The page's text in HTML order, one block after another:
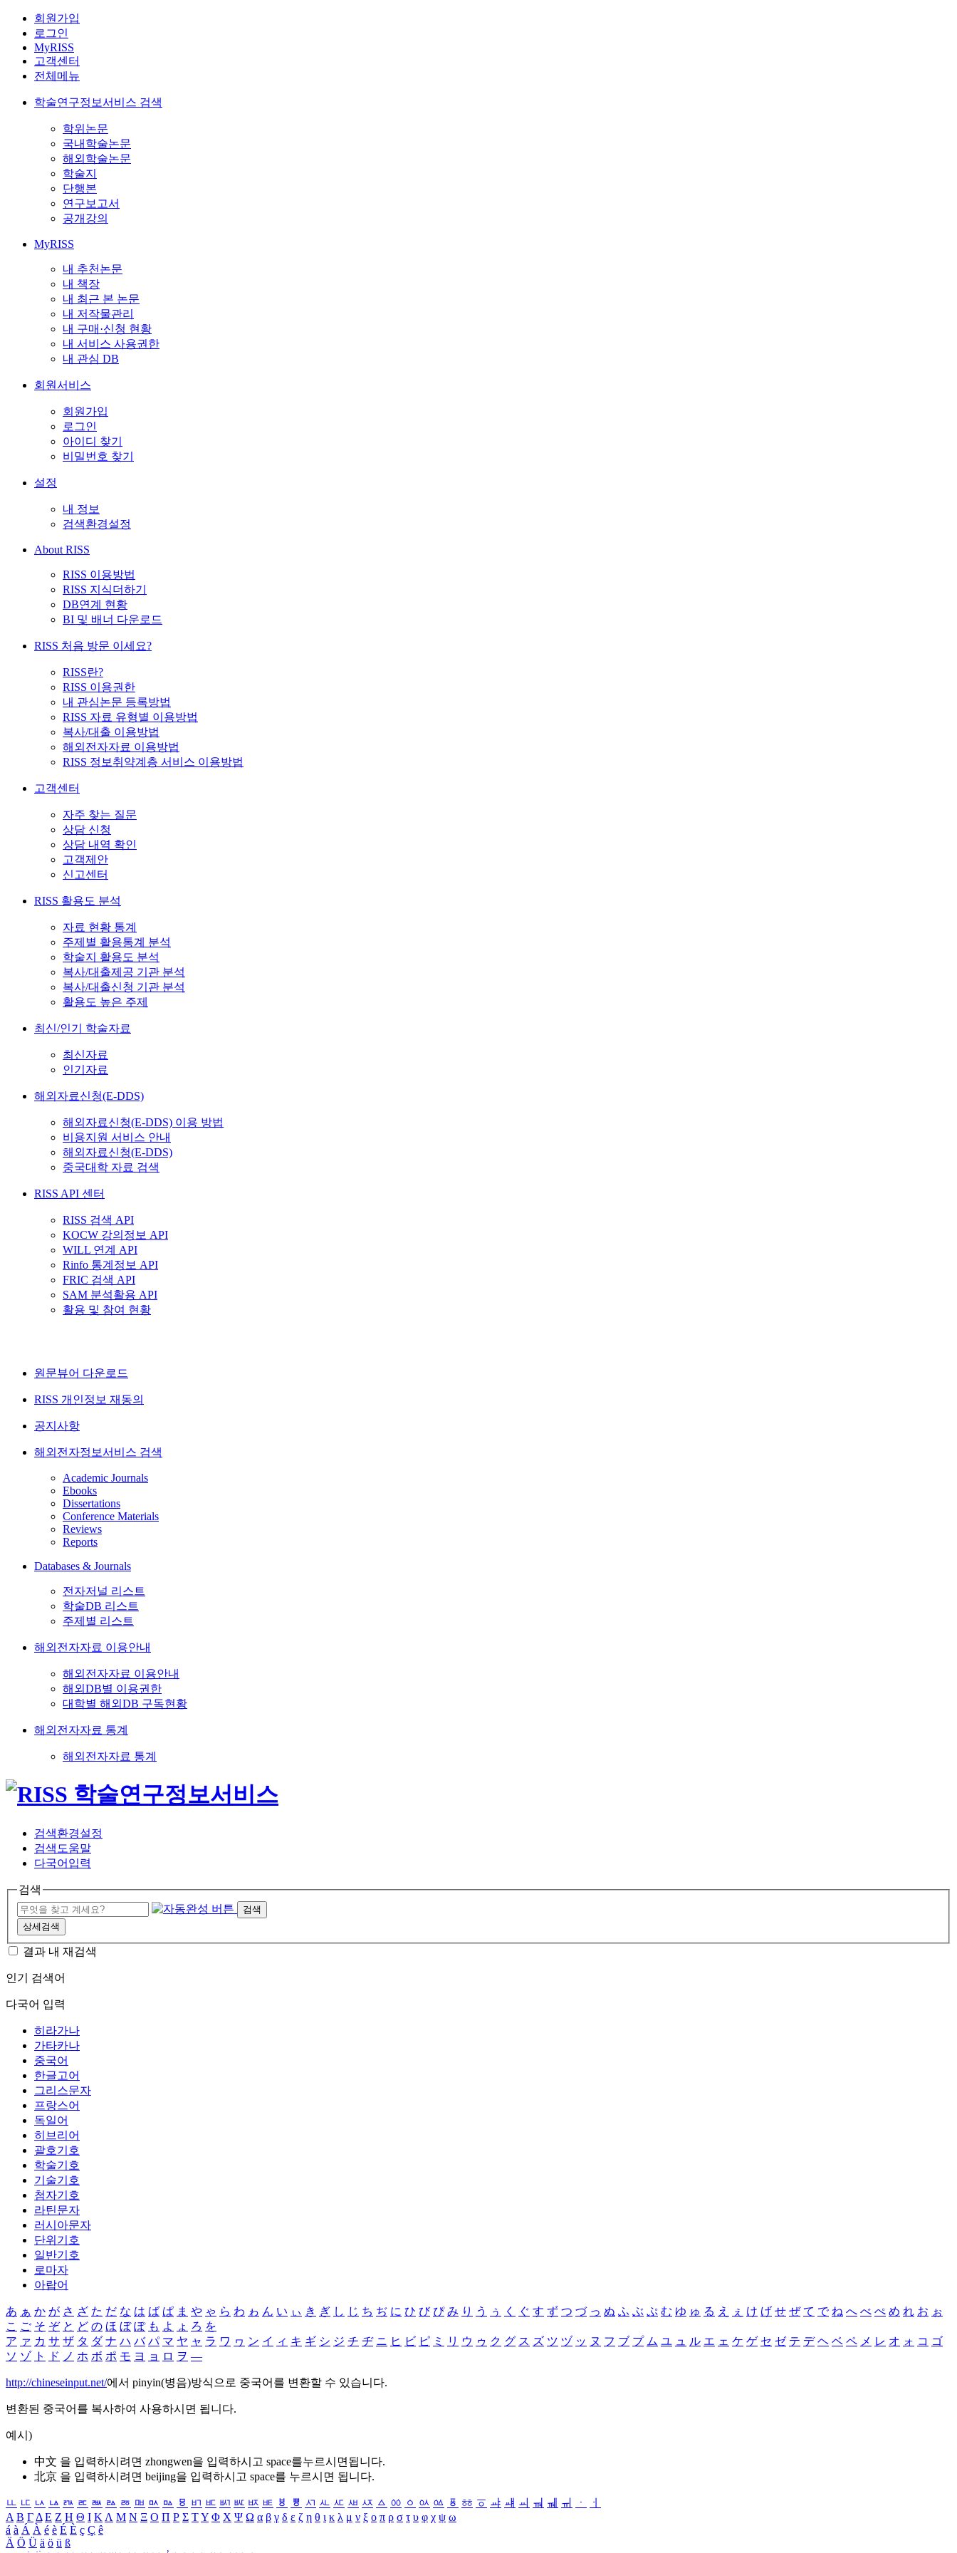
회원가입
로그인
MyRISS
고객센터
전체메뉴
학술연구정보서비스 검색
학위논문
국내학술논문
해외학술논문
학술지
단행본
연구보고서
공개강의
MyRISS
내 추천논문
내 책장
내 최근 본 논문
내 저작물관리
내 구매·신청 현황
내 서비스 사용권한
내 관심 DB
회원서비스
회원가입
로그인
아이디 찾기
비밀번호 찾기
설정
내 정보
검색환경설정
About RISS
RISS 이용방법
RISS 지식더하기
DB연계 현황
BI 및 배너 다운로드
RISS 처음 방문 이세요?
RISS란?
RISS 이용권한
내 관심논문 등록방법
RISS 자료 유형별 이용방법
복사/대출 이용방법
해외전자자료 이용방법
RISS 정보취약계층 서비스 이용방법
고객센터
자주 찾는 질문
상담 신청
상담 내역 확인
고객제안
신고센터
RISS 활용도 분석
자료 현황 통계
주제별 활용통계 분석
학술지 활용도 분석
복사/대출제공 기관 분석
복사/대출신청 기관 분석
활용도 높은 주제
최신/인기 학술자료
최신자료
인기자료
해외자료신청(E-DDS)
해외자료신청(E-DDS) 이용 방법
비용지원 서비스 안내
해외자료신청(E-DDS)
중국대학 자료 검색
RISS API 센터
RISS 검색 API
KOCW 강의정보 API
WILL 연계 API
Rinfo 통계정보 API
FRIC 검색 API
SAM 분석활용 API
활용 및 참여 현황
원문뷰어 다운로드
RISS 개인정보 재동의
공지사항
해외전자정보서비스 검색
Academic Journals
Ebooks
Dissertations
Conference Materials
Reviews
Reports
Databases & Journals
전자저널 리스트
학술DB 리스트
주제별 리스트
해외전자자료 이용안내
해외전자자료 이용안내
해외DB별 이용권한
대학별 해외DB 구독현황
해외전자자료 통계
해외전자자료 통계
검색환경설정
검색도움말
다국어입력
검색
검색
상세검색
결과 내 재검색
인기 검색어
다국어 입력
히라가나
가타카나
중국어
한글고어
그리스문자
프랑스어
독일어
히브리어
괄호기호
학술기호
기술기호
첨자기호
라틴문자
러시아문자
단위기호
일반기호
로마자
아랍어
あ ぁ か が さ ざ た だ な は ば ぱ ま や ゃ ら わ ゎ ん い ぃ き ぎ し じ ち ぢ に ひ び ぴ み り う ぅ く ぐ す ず つ づ っ ぬ ふ ぶ ぷ む ゆ ゅ る え ぇ け げ せ ぜ て で ね へ べ ぺ め れ お ぉ
こ ご そ ぞ と ど の ほ ぼ ぽ も よ ょ ろ を
ア ァ カ サ ザ タ ダ ナ ハ バ パ マ ヤ ャ ラ ワ ヮ ン イ ィ キ ギ シ ジ チ ヂ ニ ヒ ビ ピ ミ リ ウ ゥ ク グ ス ズ ツ ヅ ッ ヌ フ ブ プ ム ユ ュ ル エ ェ ケ ゲ セ ゼ テ デ ヘ ベ ペ メ レ オ ォ コ ゴ
ソ ゾ ト ド ノ ホ ボ ポ モ ヨ ョ ロ ヲ ―
http://chineseinput.net/에서 pinyin(병음)방식으로 중국어를 변환할 수 있습니다.
변환된 중국어를 복사하여 사용하시면 됩니다.
예시)
中文 을 입력하시려면 zhongwen을 입력하시고 space를누르시면됩니다.
北京 을 입력하시려면 beijing을 입력하시고 space를 누르시면 됩니다.
ㅥ ㅦ ㅧ ㅨ ㅩ ㅪ ㅫ ㅬ ㅭ ㅮ ㅯ ㅰ ㅱ ㅲ ㅳ ㅴ ㅵ ㅶ ㅷ ㅸ ㅹ ㅺ ㅻ ㅼ ㅽ ㅾ ㅿ ㆀ ㆁ ㆂ ㆃ ㆄ ㆅ ㆆ ㆇ ㆈ ㆉ ㆊ ㆋ ㆌ ㆍ
ㆎ
Α Β ΓΔ Ε Ζ Η Θ Ι ΚΛ Μ Ν Ξ Ο Π Ρ Σ ΤΥ Φ Χ Ψ Ω α β γ δ ε ζ η θ ι κ λ μ ν ξ ο π ρ σ τ υ φ χ ψ ω
á à Á À é è É È ç Ç ê
Ä Ö Ü ä ö ü ß